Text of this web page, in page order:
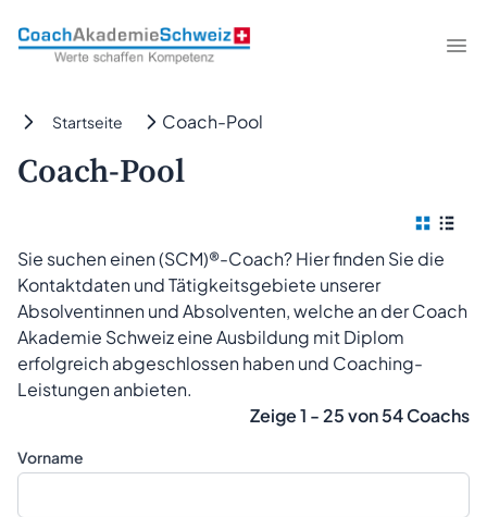
CoachAkademieSchweiz
Startseite Coach-Pool
Coach-Pool
Sie suchen einen (SCM)®-Coach? Hier finden Sie die
Kontaktdaten und Tätigkeitsgebiete unserer
Absolventinnen und Absolventen, welche an der Coach
Akademie Schweiz eine Ausbildung mit Diplom
erfolgreich abgeschlossen haben und Coaching-
Leistungen anbieten.
Zeige 1 - 25 von 54 Coachs
Vorname